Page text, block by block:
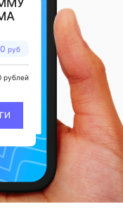
руб
рублей